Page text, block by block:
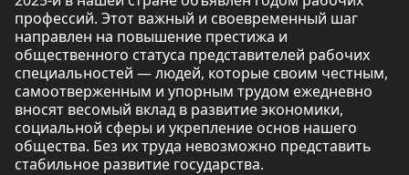
профессий. Этот важный и своевременный шаг
направлен на повышение престижа и
общественного статуса представителей рабочих
специальностей — людей, которые своим честным,
самоотверженным и упорным трудом ежедневно
вносят весомый вклад в развитие экономики,
социальной сферы и укрепление основ нашего
общества. Без их труда невозможно представить
стабильное развитие государства.